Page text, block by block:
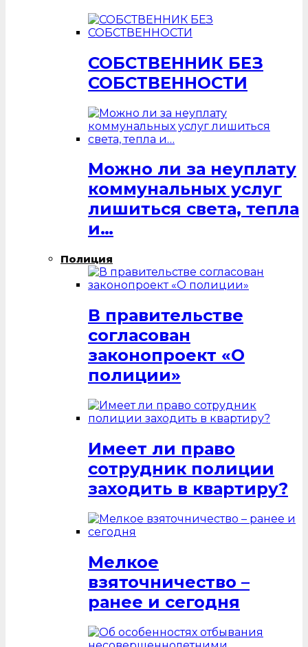
СОБСТВЕННИК БЕЗ
СОБСТВЕННОСТИ
Можно ли за неуплату
коммунальных услуг
лишиться света, тепла
и…
Полиция
В правительстве
согласован
законопроект «О
полиции»
Имеет ли право
сотрудник полиции
заходить в квартиру?
Мелкое
взяточничество –
ранее и сегодня